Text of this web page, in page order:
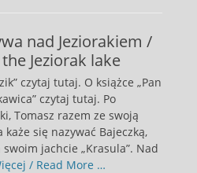
nad Jeziorakiem /
Jeziorak lake
czytaj tutaj. O książce „Pan
czytaj tutaj. Po
Tomasz razem ze swoją
się nazywać Bajeczką,
jachcie „Krasula”. Nad
/ Read More …